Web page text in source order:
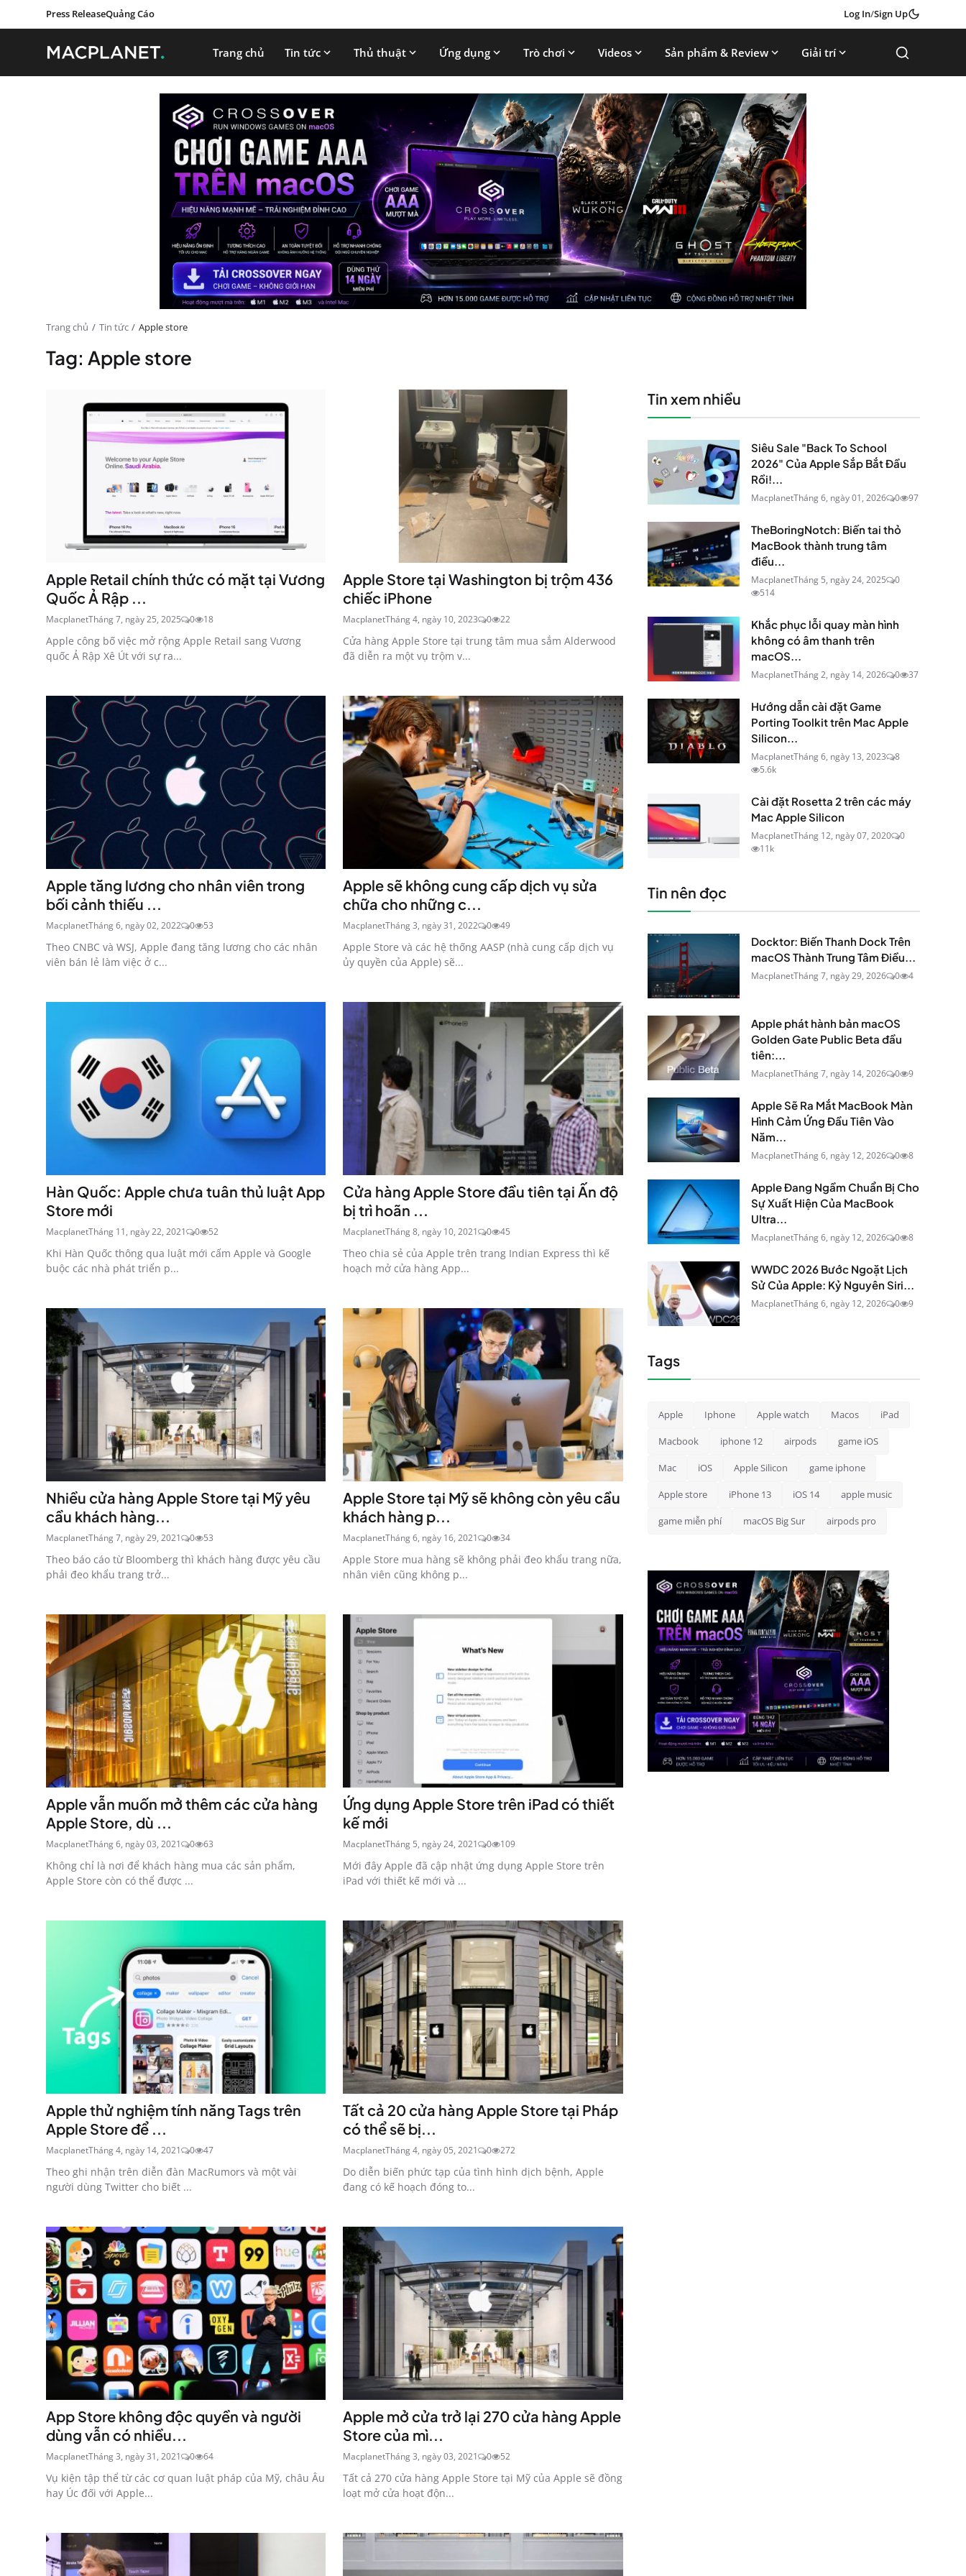
Press ReleaseQuảng Cáo Log In/Sign Up
Trang chủ Tin tức Thủ thuật Ứng dụng Trò chơi Videos Sản phẩm & Review Giải trí
Trang chủ Tin tức Apple store
Tag: Apple store
Apple Retail chính thức có mặt tại Vương
Quốc Ả Rập ...
MacplanetTháng 7, ngày 25, 2025 0 18
Apple công bố việc mở rộng Apple Retail sang Vương
quốc Ả Rập Xê Út với sự ra...
Apple Store tại Washington bị trộm 436
chiếc iPhone
MacplanetTháng 4, ngày 10, 2023 0 22
Cửa hàng Apple Store tại trung tâm mua sắm Alderwood
đã diễn ra một vụ trộm v...
Apple tăng lương cho nhân viên trong
bối cảnh thiếu ...
MacplanetTháng 6, ngày 02, 2022 0 53
Theo CNBC và WSJ, Apple đang tăng lương cho các nhân
viên bán lẻ làm việc ở c...
Apple sẽ không cung cấp dịch vụ sửa
chữa cho những c...
MacplanetTháng 3, ngày 31, 2022 0 49
Apple Store và các hệ thống AASP (nhà cung cấp dịch vụ
ủy quyền của Apple) sẽ...
Hàn Quốc: Apple chưa tuân thủ luật App
Store mới
MacplanetTháng 11, ngày 22, 2021 0 52
Khi Hàn Quốc thông qua luật mới cấm Apple và Google
buộc các nhà phát triển p...
Cửa hàng Apple Store đầu tiên tại Ấn độ
bị trì hoãn ...
MacplanetTháng 8, ngày 10, 2021 0 45
Theo chia sẻ của Apple trên trang Indian Express thì kế
hoạch mở cửa hàng App...
Nhiều cửa hàng Apple Store tại Mỹ yêu
cầu khách hàng...
MacplanetTháng 7, ngày 29, 2021 0 53
Theo báo cáo từ Bloomberg thì khách hàng được yêu cầu
phải đeo khẩu trang trở...
Apple Store tại Mỹ sẽ không còn yêu cầu
khách hàng p...
MacplanetTháng 6, ngày 16, 2021 0 34
Apple Store mua hàng sẽ không phải đeo khẩu trang nữa,
nhân viên cũng không p...
Apple vẫn muốn mở thêm các cửa hàng
Apple Store, dù ...
MacplanetTháng 6, ngày 03, 2021 0 63
Không chỉ là nơi để khách hàng mua các sản phẩm,
Apple Store còn có thể được ...
Ứng dụng Apple Store trên iPad có thiết
kế mới
MacplanetTháng 5, ngày 24, 2021 0 109
Mới đây Apple đã cập nhật ứng dụng Apple Store trên
iPad với thiết kế mới và ...
Apple thử nghiệm tính năng Tags trên
Apple Store để ...
MacplanetTháng 4, ngày 14, 2021 0 47
Theo ghi nhận trên diễn đàn MacRumors và một vài
người dùng Twitter cho biết ...
Tất cả 20 cửa hàng Apple Store tại Pháp
có thể sẽ bị...
MacplanetTháng 4, ngày 05, 2021 0 272
Do diễn biến phức tạp của tình hình dịch bệnh, Apple
đang có kế hoạch đóng to...
App Store không độc quyền và người
dùng vẫn có nhiều...
MacplanetTháng 3, ngày 31, 2021 0 64
Vụ kiện tập thể từ các cơ quan luật pháp của Mỹ, châu Âu
hay Úc đối với Apple...
Apple mở cửa trở lại 270 cửa hàng Apple
Store của mì...
MacplanetTháng 3, ngày 03, 2021 0 52
Tất cả 270 cửa hàng Apple Store tại Mỹ của Apple sẽ đồng
loạt mở cửa hoạt độn...
Tin xem nhiều
Siêu Sale "Back To School
2026" Của Apple Sắp Bắt Đầu
Rồi!...
MacplanetTháng 6, ngày 01, 2026 0 97
TheBoringNotch: Biến tai thỏ
MacBook thành trung tâm
điều...
MacplanetTháng 5, ngày 24, 2025
0
514
Khắc phục lỗi quay màn hình
không có âm thanh trên
macOS...
MacplanetTháng 2, ngày 14, 2026 0 37
Hướng dẫn cài đặt Game
Porting Toolkit trên Mac Apple
Silicon...
MacplanetTháng 6, ngày 13, 2023
8
5.6k
Cài đặt Rosetta 2 trên các máy
Mac Apple Silicon
MacplanetTháng 12, ngày 07, 2020
0
11k
Tin nên đọc
Docktor: Biến Thanh Dock Trên
macOS Thành Trung Tâm Điều...
MacplanetTháng 7, ngày 29, 2026 0 4
Apple phát hành bản macOS
Golden Gate Public Beta đầu
tiên:...
MacplanetTháng 7, ngày 14, 2026 0 9
Apple Sẽ Ra Mắt MacBook Màn
Hình Cảm Ứng Đầu Tiên Vào
Năm...
MacplanetTháng 6, ngày 12, 2026 0 8
Apple Đang Ngầm Chuẩn Bị Cho
Sự Xuất Hiện Của MacBook
Ultra...
MacplanetTháng 6, ngày 12, 2026 0 8
WWDC 2026 Bước Ngoặt Lịch
Sử Của Apple: Kỷ Nguyên Siri...
MacplanetTháng 6, ngày 12, 2026 0 9
Tags
Apple Iphone Apple watch Macos iPad
Macbook iphone 12 airpods game iOS
Mac iOS Apple Silicon game iphone
Apple store iPhone 13 iOS 14 apple music
game miễn phí macOS Big Sur airpods pro